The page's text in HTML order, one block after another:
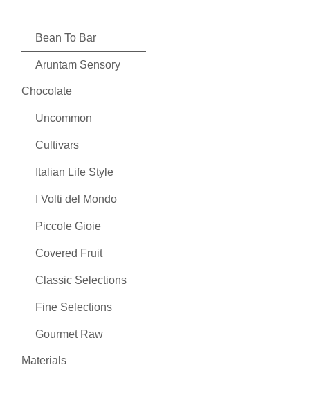
Bean To Bar
Aruntam Sensory
Chocolate
Uncommon
Cultivars
Italian Life Style
I Volti del Mondo
Piccole Gioie
Covered Fruit
Classic Selections
Fine Selections
Gourmet Raw
Materials